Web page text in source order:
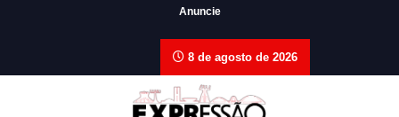
Anuncie
8 de agosto de 2026